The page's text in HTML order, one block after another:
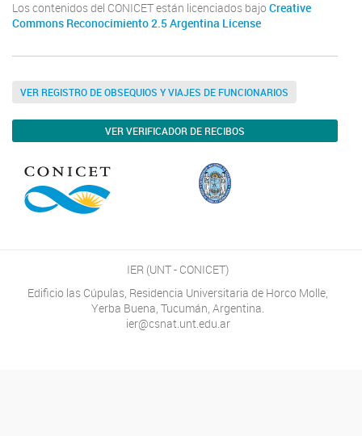
Los contenidos del CONICET están licenciados bajo Creative
Commons Reconocimiento 2.5 Argentina License
VER REGISTRO DE OBSEQUIOS Y VIAJES DE FUNCIONARIOS
VER VERIFICADOR DE RECIBOS
IER (UNT - CONICET)
Edificio las Cúpulas, Residencia Universitaria de Horco Molle,
Yerba Buena, Tucumán, Argentina.
ier@csnat.unt.edu.ar